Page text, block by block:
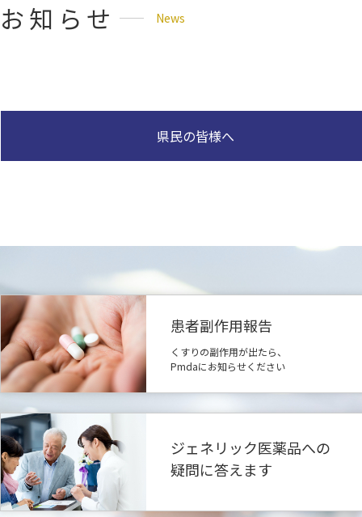
お知らせ News
県民の皆様へ
2025.01.31 マイナンバーカードの健康保険証利用について
2023.12.11 緊急避妊薬販売に係る環境整備のための調査事
2023.11.27 抗原検査キット（体外診断用医薬品）販売薬局
2026.01.07 [会員のみ] 令和７年度認定薬剤師育成支
2026.08.06 [会員のみ] 新たに薬事審議会において公知申請
2026.08.06 [会員のみ] 公知申請に係る事前評価が終了した
2026.08.06
[会員のみ] 保険薬局及び保険薬剤師療養担当
ついて
患者副作用報告
くすりの副作用が出たら、
Pmdaにお知らせください
ジェネリック医薬品への
疑問に答えます